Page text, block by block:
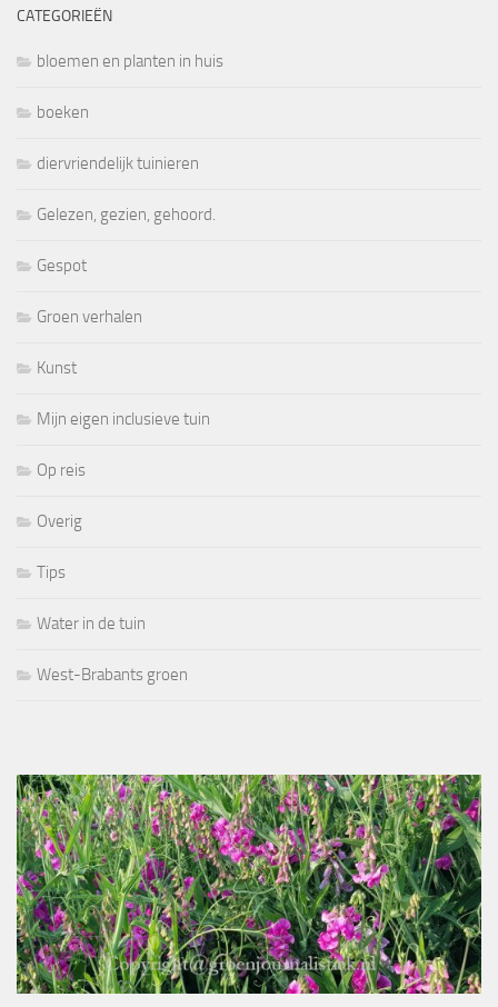
CATEGORIEËN
bloemen en planten in huis
boeken
diervriendelijk tuinieren
Gelezen, gezien, gehoord.
Gespot
Groen verhalen
Kunst
Mijn eigen inclusieve tuin
Op reis
Overig
Tips
Water in de tuin
West-Brabants groen